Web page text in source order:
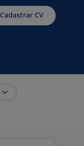
Cadastrar CV